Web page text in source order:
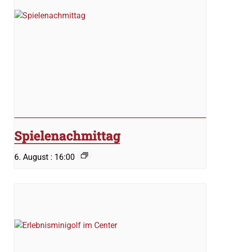
Spielenachmittag
6. August : 16:00